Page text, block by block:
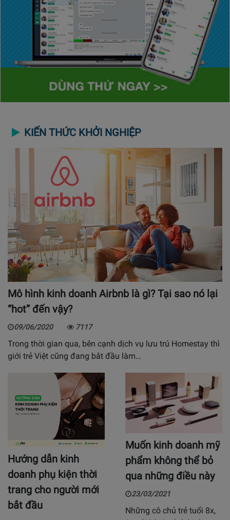
KIẾN THỨC KHỞI NGHIỆP
Mô hình kinh doanh Airbnb là gì? Tại sao nó lại
“hot” đến vậy?
09/06/2020 7117
Trong thời gian qua, bên cạnh dịch vụ lưu trú Homestay thì
giới trẻ Việt cũng đang bắt đầu làm…
Hướng dẫn kinh
doanh phụ kiện thời
trang cho người mới
bắt đầu
Muốn kinh doanh mỹ
phẩm không thể bỏ
qua những điều này
23/03/2021
Những cô chủ trẻ tuổi 8x,